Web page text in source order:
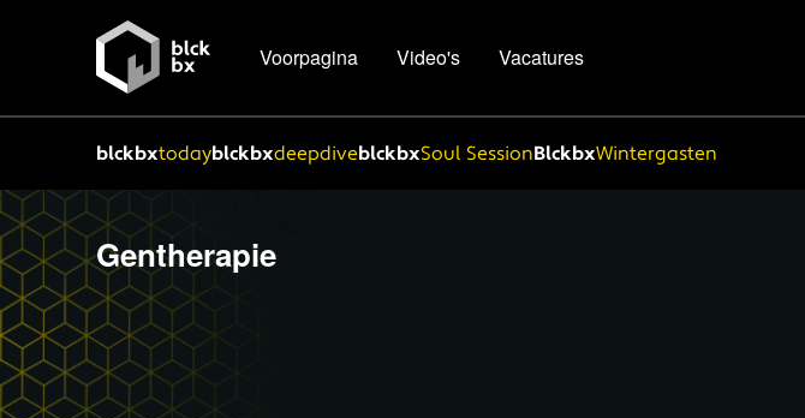
Voorpagina Video's Vacatures
blckbxtodayblckbxdeepdiveblckbxSoul SessionBlckbxWintergasten
Gentherapie